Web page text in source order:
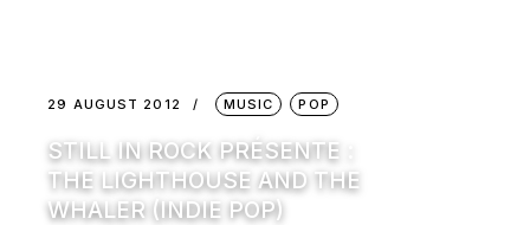
29 AUGUST 2012 MUSIC POP
STILL IN ROCK PRÉSENTE :
THE LIGHTHOUSE AND THE
WHALER (INDIE POP)